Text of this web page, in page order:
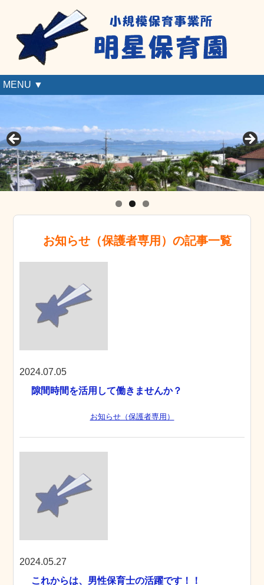
MENU ▼
お知らせ（保護者専用）の記事一覧
2024.07.05
隙間時間を活用して働きませんか？
お知らせ（保護者専用）
2024.05.27
これからは、男性保育士の活躍です！！